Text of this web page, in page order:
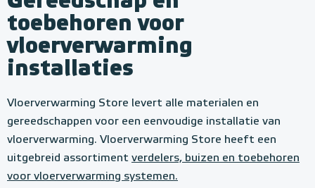
toebehoren voor
vloerverwarming
installaties
Vloerverwarming Store levert alle materialen en
gereedschappen voor een eenvoudige installatie van
vloerverwarming. Vloerverwarming Store heeft een
uitgebreid assortiment verdelers, buizen en toebehoren
voor vloerverwarming systemen.